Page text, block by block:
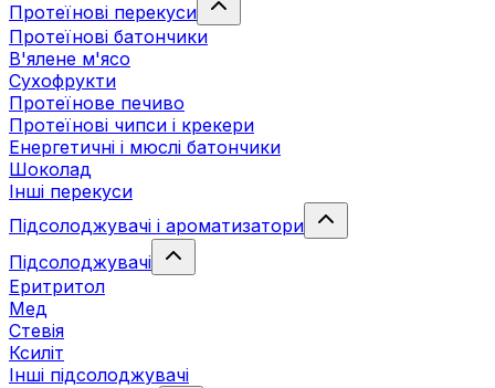
Протеїнові перекуси
Протеїнові батончики
В'ялене м'ясо
Сухофрукти
Протеїнове печиво
Протеїнові чипси і крекери
Енергетичні і мюслі батончики
Шоколад
Інші перекуси
Підсолоджувачі і ароматизатори
Підсолоджувачі
Еритритол
Мед
Стевія
Ксиліт
Інші підсолоджувачі